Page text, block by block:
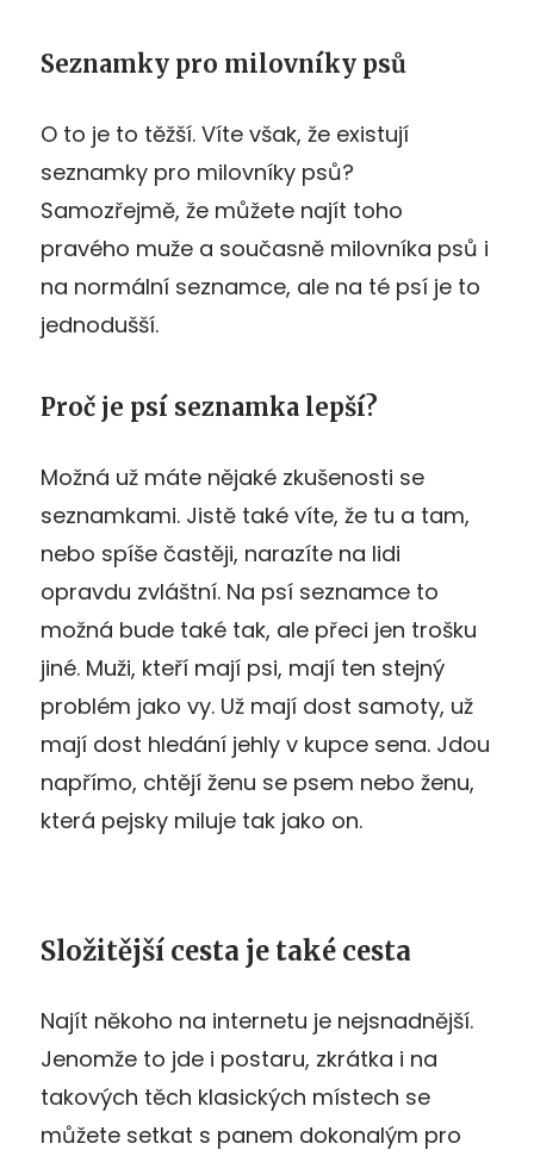
Seznamky pro milovníky psů
O to je to těžší. Víte však, že existují
seznamky pro milovníky psů?
Samozřejmě, že můžete najít toho
pravého muže a současně milovníka psů i
na normální seznamce, ale na té psí je to
jednodušší.
Proč je psí seznamka lepší?
Možná už máte nějaké zkušenosti se
seznamkami. Jistě také víte, že tu a tam,
nebo spíše častěji, narazíte na lidi
opravdu zvláštní. Na psí seznamce to
možná bude také tak, ale přeci jen trošku
jiné. Muži, kteří mají psi, mají ten stejný
problém jako vy. Už mají dost samoty, už
mají dost hledání jehly v kupce sena. Jdou
napřímo, chtějí ženu se psem nebo ženu,
která pejsky miluje tak jako on.
Složitější cesta je také cesta
Najít někoho na internetu je nejsnadnější.
Jenomže to jde i postaru, zkrátka i na
takových těch klasických místech se
můžete setkat s panem dokonalým pro